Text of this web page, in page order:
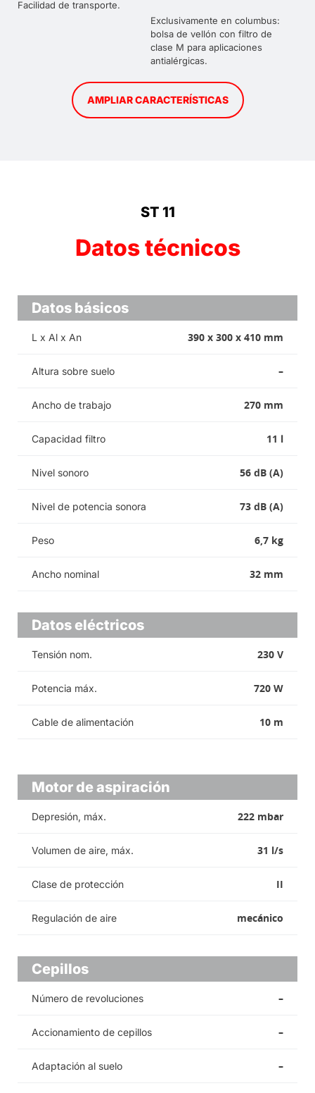
Facilidad de transporte.
Exclusivamente en columbus:
bolsa de vellón con filtro de
clase M para aplicaciones
antialérgicas.
AMPLIAR CARACTERÍSTICAS
ST 11
Datos técnicos
Datos básicos
L x Al x An 390 x 300 x 410 mm
Altura sobre suelo –
Ancho de trabajo 270 mm
Capacidad filtro 11 l
Nivel sonoro 56 dB (A)
Nivel de potencia sonora 73 dB (A)
Peso 6,7 kg
Ancho nominal 32 mm
Datos eléctricos
Tensión nom. 230 V
Potencia máx. 720 W
Cable de alimentación 10 m
Motor de aspiración
Depresión, máx. 222 mbar
Volumen de aire, máx. 31 l/s
Clase de protección II
Regulación de aire mecánico
Cepillos
Número de revoluciones –
Accionamiento de cepillos –
Adaptación al suelo –